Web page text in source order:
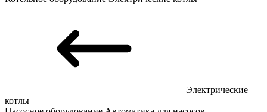
Электрические
котлы